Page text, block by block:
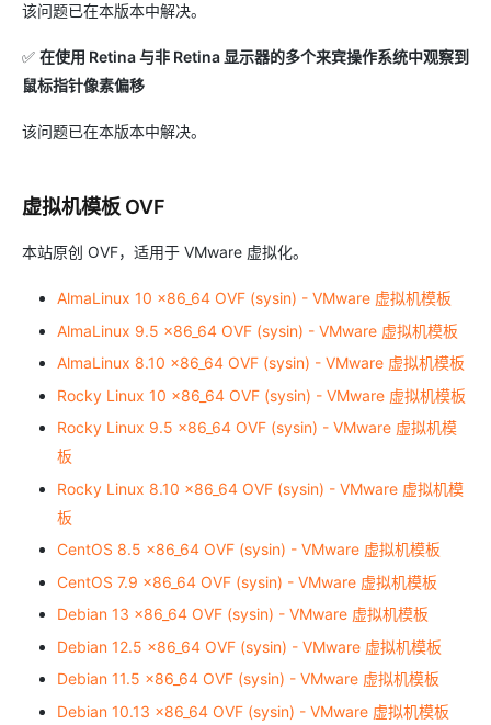
该问题已在本版本中解决。
✅ 在使用 Retina 与非 Retina 显示器的多个来宾操作系统中观察到
鼠标指针像素偏移
该问题已在本版本中解决。
虚拟机模板 OVF
本站原创 OVF，适用于 VMware 虚拟化。
AlmaLinux 10 x86_64 OVF (sysin) - VMware 虚拟机模板
AlmaLinux 9.5 x86_64 OVF (sysin) - VMware 虚拟机模板
AlmaLinux 8.10 x86_64 OVF (sysin) - VMware 虚拟机模板
Rocky Linux 10 x86_64 OVF (sysin) - VMware 虚拟机模板
Rocky Linux 9.5 x86_64 OVF (sysin) - VMware 虚拟机模
板
Rocky Linux 8.10 x86_64 OVF (sysin) - VMware 虚拟机模
板
CentOS 8.5 x86_64 OVF (sysin) - VMware 虚拟机模板
CentOS 7.9 x86_64 OVF (sysin) - VMware 虚拟机模板
Debian 13 x86_64 OVF (sysin) - VMware 虚拟机模板
Debian 12.5 x86_64 OVF (sysin) - VMware 虚拟机模板
Debian 11.5 x86_64 OVF (sysin) - VMware 虚拟机模板
Debian 10.13 x86_64 OVF (sysin) - VMware 虚拟机模板